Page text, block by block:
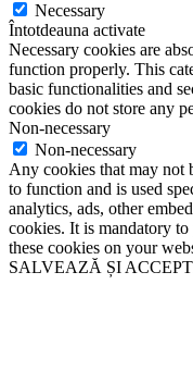
Necessary
Întotdeauna activate
Necessary cookies are
function properly. This
basic functionalities and
cookies do not store any
Non-necessary
Non-necessary
Any cookies that may not
to function and is used
analytics, ads, other
cookies. It is mandatory
these cookies on your
SALVEAZĂ ȘI